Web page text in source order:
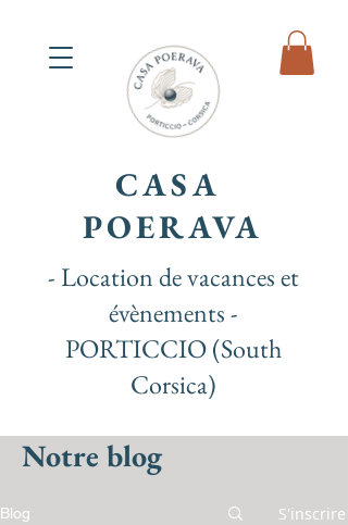
CASA
POERAVA
- Location de vacances et
évènements -
PORTICCIO (South
Corsica)
Notre blog
Blog S'inscrire